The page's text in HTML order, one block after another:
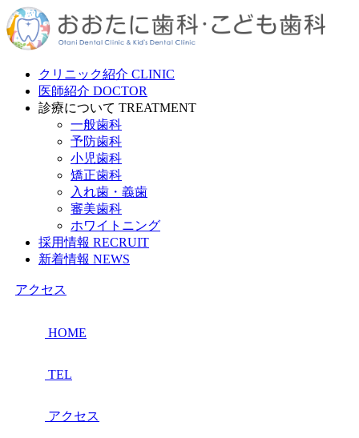
クリニック紹介 CLINIC
医師紹介 DOCTOR
診療について TREATMENT
一般歯科
予防歯科
小児歯科
矯正歯科
入れ歯・義歯
審美歯科
ホワイトニング
採用情報 RECRUIT
新着情報 NEWS
アクセス
HOME
TEL
アクセス